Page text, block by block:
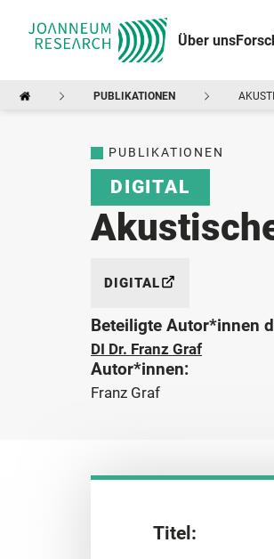
Über uns
PUBLIKATIONEN
PUBLIKATIONEN
DIGITAL
DIGITAL
Beteiligte Autor*innen
DI Dr. Franz Graf
Autor*innen:
Franz Graf
Titel: